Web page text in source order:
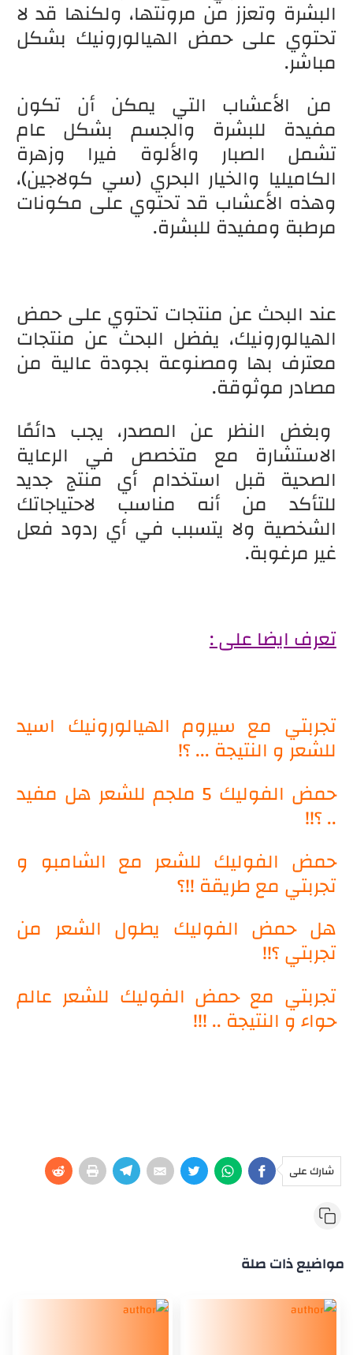
البشرة وتعزز من مرونتها، ولكنها قد لا
تحتوي على حمض الهيالورونيك بشكل
مباشر.
من الأعشاب التي يمكن أن تكون
مفيدة للبشرة والجسم بشكل عام
تشمل الصبار والألوة فيرا وزهرة
الكاميليا والخيار البحري (سي كولاجين)،
وهذه الأعشاب قد تحتوي على مكونات
مرطبة ومفيدة للبشرة.
عند البحث عن منتجات تحتوي على حمض
الهيالورونيك، يفضل البحث عن منتجات
معترف بها ومصنوعة بجودة عالية من
مصادر موثوقة.
وبغض النظر عن المصدر، يجب دائمًا
الاستشارة مع متخصص في الرعاية
الصحية قبل استخدام أي منتج جديد
للتأكد من أنه مناسب لاحتياجاتك
الشخصية ولا يتسبب في أي ردود فعل
غير مرغوبة.
تعرف ايضا على :
تجربتي مع سيروم الهيالورونيك اسيد
للشعر و النتيجة ... ؟!
حمض الفوليك 5 ملجم للشعر هل مفيد
.. ؟!!
حمض الفوليك للشعر مع الشامبو و
تجربتي مع طريقة !!؟
هل حمض الفوليك يطول الشعر من
تجربتي ؟!!
تجربتي مع حمض الفوليك للشعر عالم
حواء و النتيجة .. !!!
شارك على
مواضيع ذات صلة